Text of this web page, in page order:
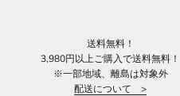
送料無料！
3,980円以上ご購入で送料無料！
※一部地域、離島は対象外
配送について >